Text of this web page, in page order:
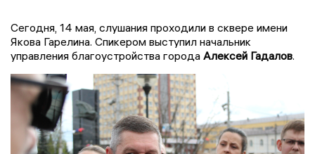
Сегодня, 14 мая, слушания проходили в сквере имени
Якова Гарелина. Спикером выступил начальник
управления благоустройства города Алексей Гадалов.